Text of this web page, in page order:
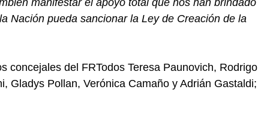
Nación pueda sancionar la Ley de Creación de la
concejales del FRTodos Teresa Paunovich, Rodrigo
Gladys Pollan, Verónica Camaño y Adrián Gastaldi;